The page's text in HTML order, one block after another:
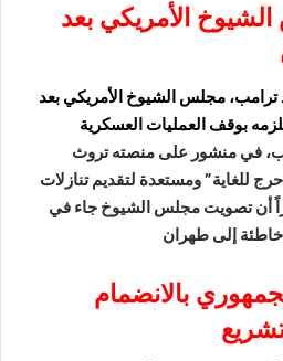
الأمريكي بعد
ترامب، مجلس الشيوخ الأمريكي بعد
بوقف العمليات العسكرية
في منشور على منصته تروث
للغاية” ومستعدة لتقديم تنازلات
أن تصويت مجلس الشيوخ جاء في
إلى طهران
بالانضمام